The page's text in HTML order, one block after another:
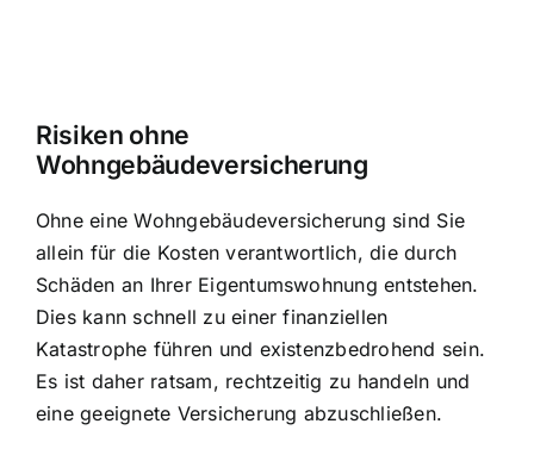
Risiken ohne
Wohngebäudeversicherung
Ohne eine Wohngebäudeversicherung sind Sie
allein für die Kosten verantwortlich, die durch
Schäden an Ihrer Eigentumswohnung entstehen.
Dies kann schnell zu einer finanziellen
Katastrophe führen und existenzbedrohend sein.
Es ist daher ratsam, rechtzeitig zu handeln und
eine geeignete Versicherung abzuschließen.